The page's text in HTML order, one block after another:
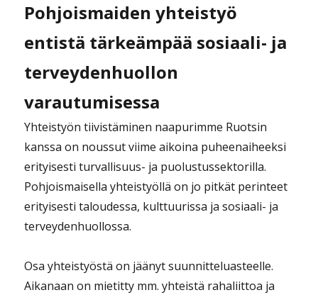
Pohjoismaiden yhteistyö
entistä tärkeämpää sosiaali- ja
terveydenhuollon
varautumisessa
Yhteistyön tiivistäminen naapurimme Ruotsin
kanssa on noussut viime aikoina puheenaiheeksi
erityisesti turvallisuus- ja puolustussektorilla.
Pohjoismaisella yhteistyöllä on jo pitkät perinteet
erityisesti taloudessa, kulttuurissa ja sosiaali- ja
terveydenhuollossa.
Osa yhteistyöstä on jäänyt suunnitteluasteelle.
Aikanaan on mietitty mm. yhteistä rahaliittoa ja